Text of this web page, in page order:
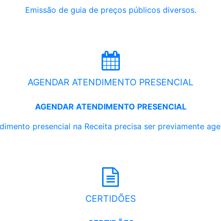
Emissão de guia de preços públicos diversos.
AGENDAR ATENDIMENTO PRESENCIAL
AGENDAR ATENDIMENTO PRESENCIAL
presencial na Receita precisa ser previamente
CERTIDÕES